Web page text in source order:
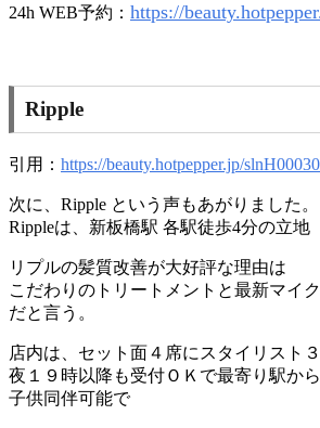
24h WEB予約： https://
Ripple
引用： https://beauty.hotpepper.jp/
次に、Ripple という声もあがりました。
Rippleは、新板橋駅 各駅徒歩4分の立地
リプルの髪質改善が大好評な理由は
こだわりのトリートメントと最新マイ
だと言う。
店内は、セット面４席にスタイリスト
夜１９時以降も受付ＯＫで最寄り駅から
子供同伴可能で